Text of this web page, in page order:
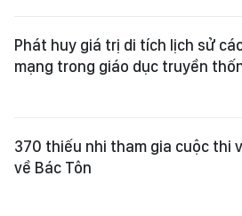
Phát huy giá trị di tích lịch sử
mạng trong giáo dục truyền
370 thiếu nhi tham gia cuộc thi
về Bác Tôn